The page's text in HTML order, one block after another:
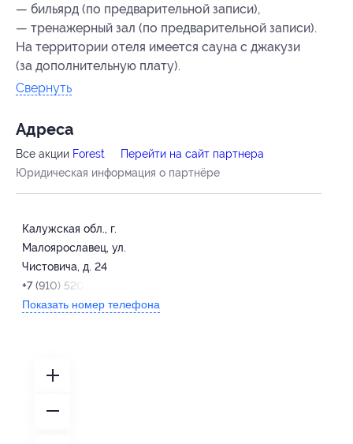
— бильярд (по предварительной записи),
— тренажерный зал (по предварительной записи).
На территории отеля имеется сауна с джакузи
(за дополнительную плату).
Свернуть
Адресa
Все акции Forest
Перейти на сайт партнера
Юридическая информация о партнёре
Калужская обл., г.
Малоярославец, ул.
Чистовича, д. 24
+7 (910) 520-45-45
Показать номер телефона